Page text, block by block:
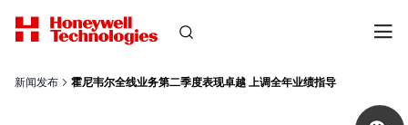
新闻发布 霍尼韦尔全线业务第二季度表现卓越 上调全年业绩指导
Share